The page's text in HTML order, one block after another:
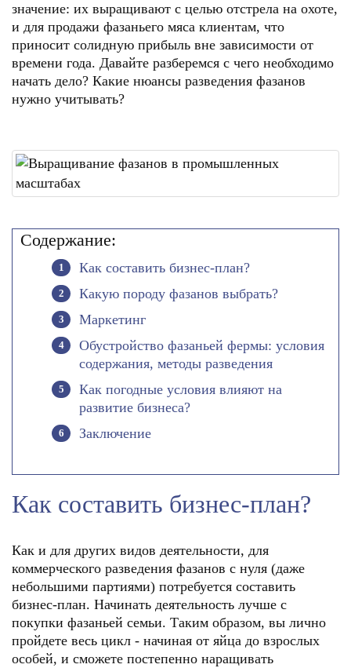
значение: их выращивают с целью отстрела на охоте,
и для продажи фазаньего мяса клиентам, что
приносит солидную прибыль вне зависимости от
времени года. Давайте разберемся с чего необходимо
начать дело? Какие нюансы разведения фазанов
нужно учитывать?
Содержание:
Как составить бизнес-план?
Какую породу фазанов выбрать?
Маркетинг
Обустройство фазаньей фермы: условия
содержания, методы разведения
Как погодные условия влияют на
развитие бизнеса?
Заключение
Как составить бизнес-план?
Как и для других видов деятельности, для
коммерческого разведения фазанов с нуля (даже
небольшими партиями) потребуется составить
бизнес-план. Начинать деятельность лучше с
покупки фазаньей семьи. Таким образом, вы лично
пройдете весь цикл - начиная от яйца до взрослых
особей, и сможете постепенно наращивать